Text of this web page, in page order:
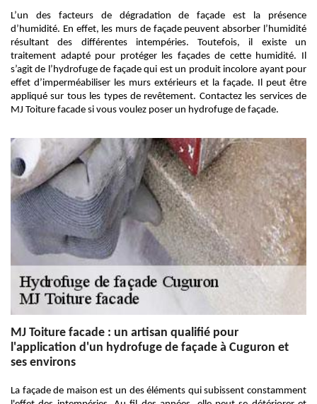
L’un des facteurs de dégradation de façade est la présence
d’humidité. En effet, les murs de façade peuvent absorber l’humidité
résultant des différentes intempéries. Toutefois, il existe un
traitement adapté pour protéger les façades de cette humidité. Il
s’agit de l’hydrofuge de façade qui est un produit incolore ayant pour
effet d’imperméabiliser les murs extérieurs et la façade. Il peut être
appliqué sur tous les types de revêtement. Contactez les services de
MJ Toiture facade si vous voulez poser un hydrofuge de façade.
MJ Toiture facade : un artisan qualifié pour
l'application d'un hydrofuge de façade à Cuguron et
ses environs
La façade de maison est un des éléments qui subissent constamment